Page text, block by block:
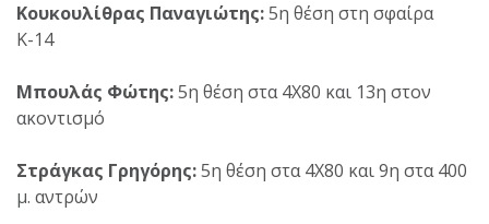
Κουκουλίθρας Παναγιώτης:5η θέση στη σφαίρα
Κ-14
Μπουλάς Φώτης:5η θέση στα 4Χ80 και 13η στον
ακοντισμό
Στράγκας Γρηγόρης:5η θέση στα 4Χ80 και 9η στα 400
μ. αντρών